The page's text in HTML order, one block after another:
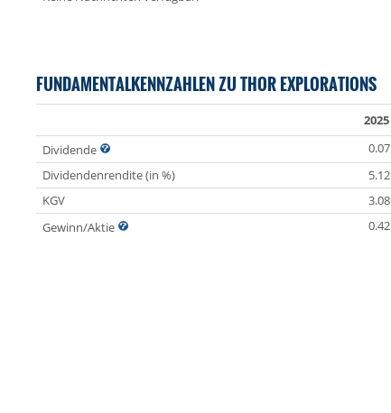
FUNDAMENTALKENNZAHLEN ZU THOR EXPLORATIONS
2025
Dividende
0.07
Dividendenrendite (in %)
5.12
KGV
3.08
Gewinn/Aktie
0.42